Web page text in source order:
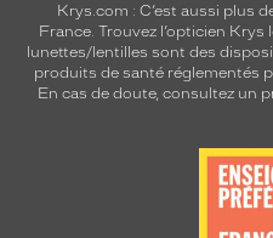
Krys.com : C’est aussi plus
France. Trouvez l’opticien Krys
lunettes/lentilles sont des
produits de santé réglementés
En cas de doute, consultez un